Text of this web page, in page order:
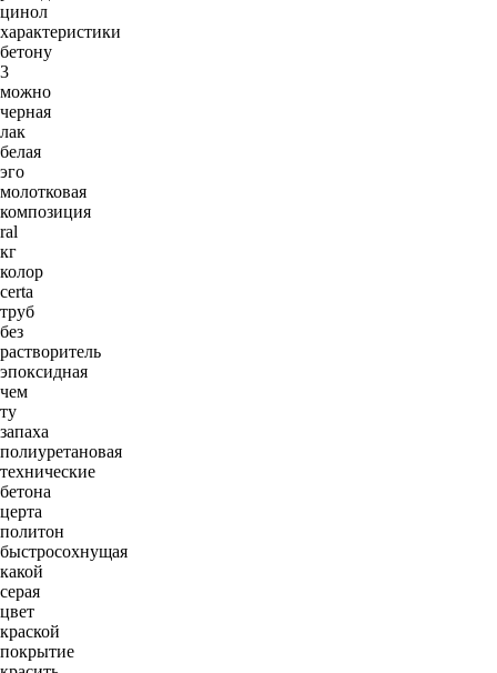
цинол
характеристики
бетону
3
можно
черная
лак
белая
эго
молотковая
композиция
ral
кг
колор
certa
труб
без
растворитель
эпоксидная
чем
ту
запаха
полиуретановая
технические
бетона
церта
политон
быстросохнущая
какой
серая
цвет
краской
покрытие